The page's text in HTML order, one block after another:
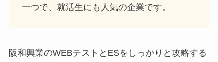
一つで、就活生にも人気の企業です。
阪和興業のWEBテストとESをしっかりと攻略する